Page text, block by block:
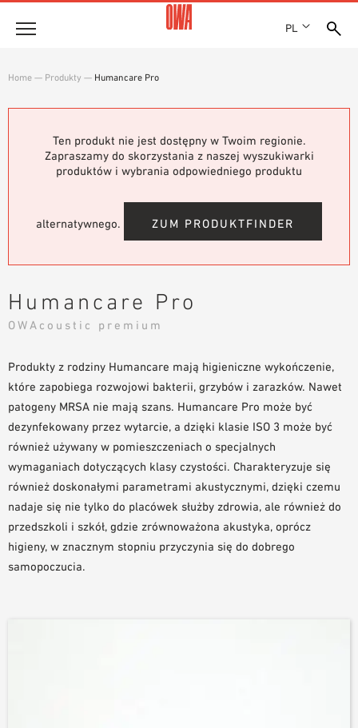
PL
LOKALIZACJE
Produkty
PRZEGLĄD PRODUKTÓW
WYSZUKIWANIE Z PRZEWODNIKIEM
Rozwiązania
TEKSTY PRZETARGOWE
PLIKI DO POBRANIA
NARZĘDZIA DO PROJEKTOWANIA
WIDEO
ZAMÓWIENIE PRÓBKI
Home — Produkty — Humancare Pro
Ten produkt nie jest dostępny w Twoim regionie.
Zapraszamy do skorzystania z naszej wyszukiwarki
produktów i wybrania odpowiedniego produktu
alternatywnego. ZUM PRODUKTFINDER
Humancare Pro
OWAcoustic premium
Produkty z rodziny Humancare mają higieniczne wykończenie,
które zapobiega rozwojowi bakterii, grzybów i zarazków. Nawet
patogeny MRSA nie mają szans. Humancare Pro może być
dezynfekowany przez wytarcie, a dzięki klasie ISO 3 może być
również używany w pomieszczeniach o specjalnych
wymaganiach dotyczących klasy czystości. Charakteryzuje się
również doskonałymi parametrami akustycznymi, dzięki czemu
nadaje się nie tylko do placówek służby zdrowia, ale również do
przedszkoli i szkół, gdzie zrównoważona akustyka, oprócz
higieny, w znacznym stopniu przyczynia się do dobrego
samopoczucia.